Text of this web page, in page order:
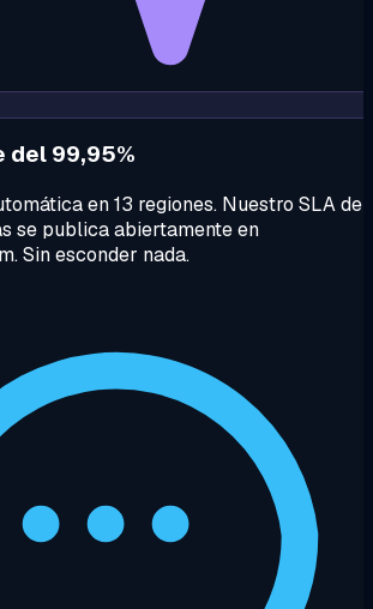
del 99,95%
en 13 regiones. Nuestro SLA de
se publica abiertamente en
Sin esconder nada.